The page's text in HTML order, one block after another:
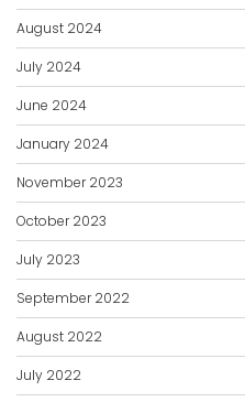
August 2024
July 2024
June 2024
January 2024
November 2023
October 2023
July 2023
September 2022
August 2022
July 2022